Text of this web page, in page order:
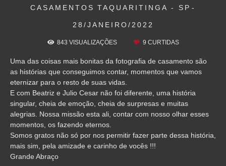
CASAMENTOS TAQUARITINGA - SP
28/JANEIRO/2022
843 VISUALIZAÇÕES 9 CURTIDAS
Uma das coisas mais bonitas da fotografia de casamento são
as histórias que conseguimos contar, momentos que vamos
eternizar para o resto de suas vidas.
E com Beatriz e Julio Cesar não foi diferente, uma história
singular, cheia de emoção, cheia de surpresas e muitas
alegrias. Nossa missão esta ali, contar com nosso olhar esses
momentos, os fazendo eternos.
Somos gratos não só por nos permitir fazer parte dessa história,
mais sim, pela amizade e carinho de vocês !!!
Grande Abraço